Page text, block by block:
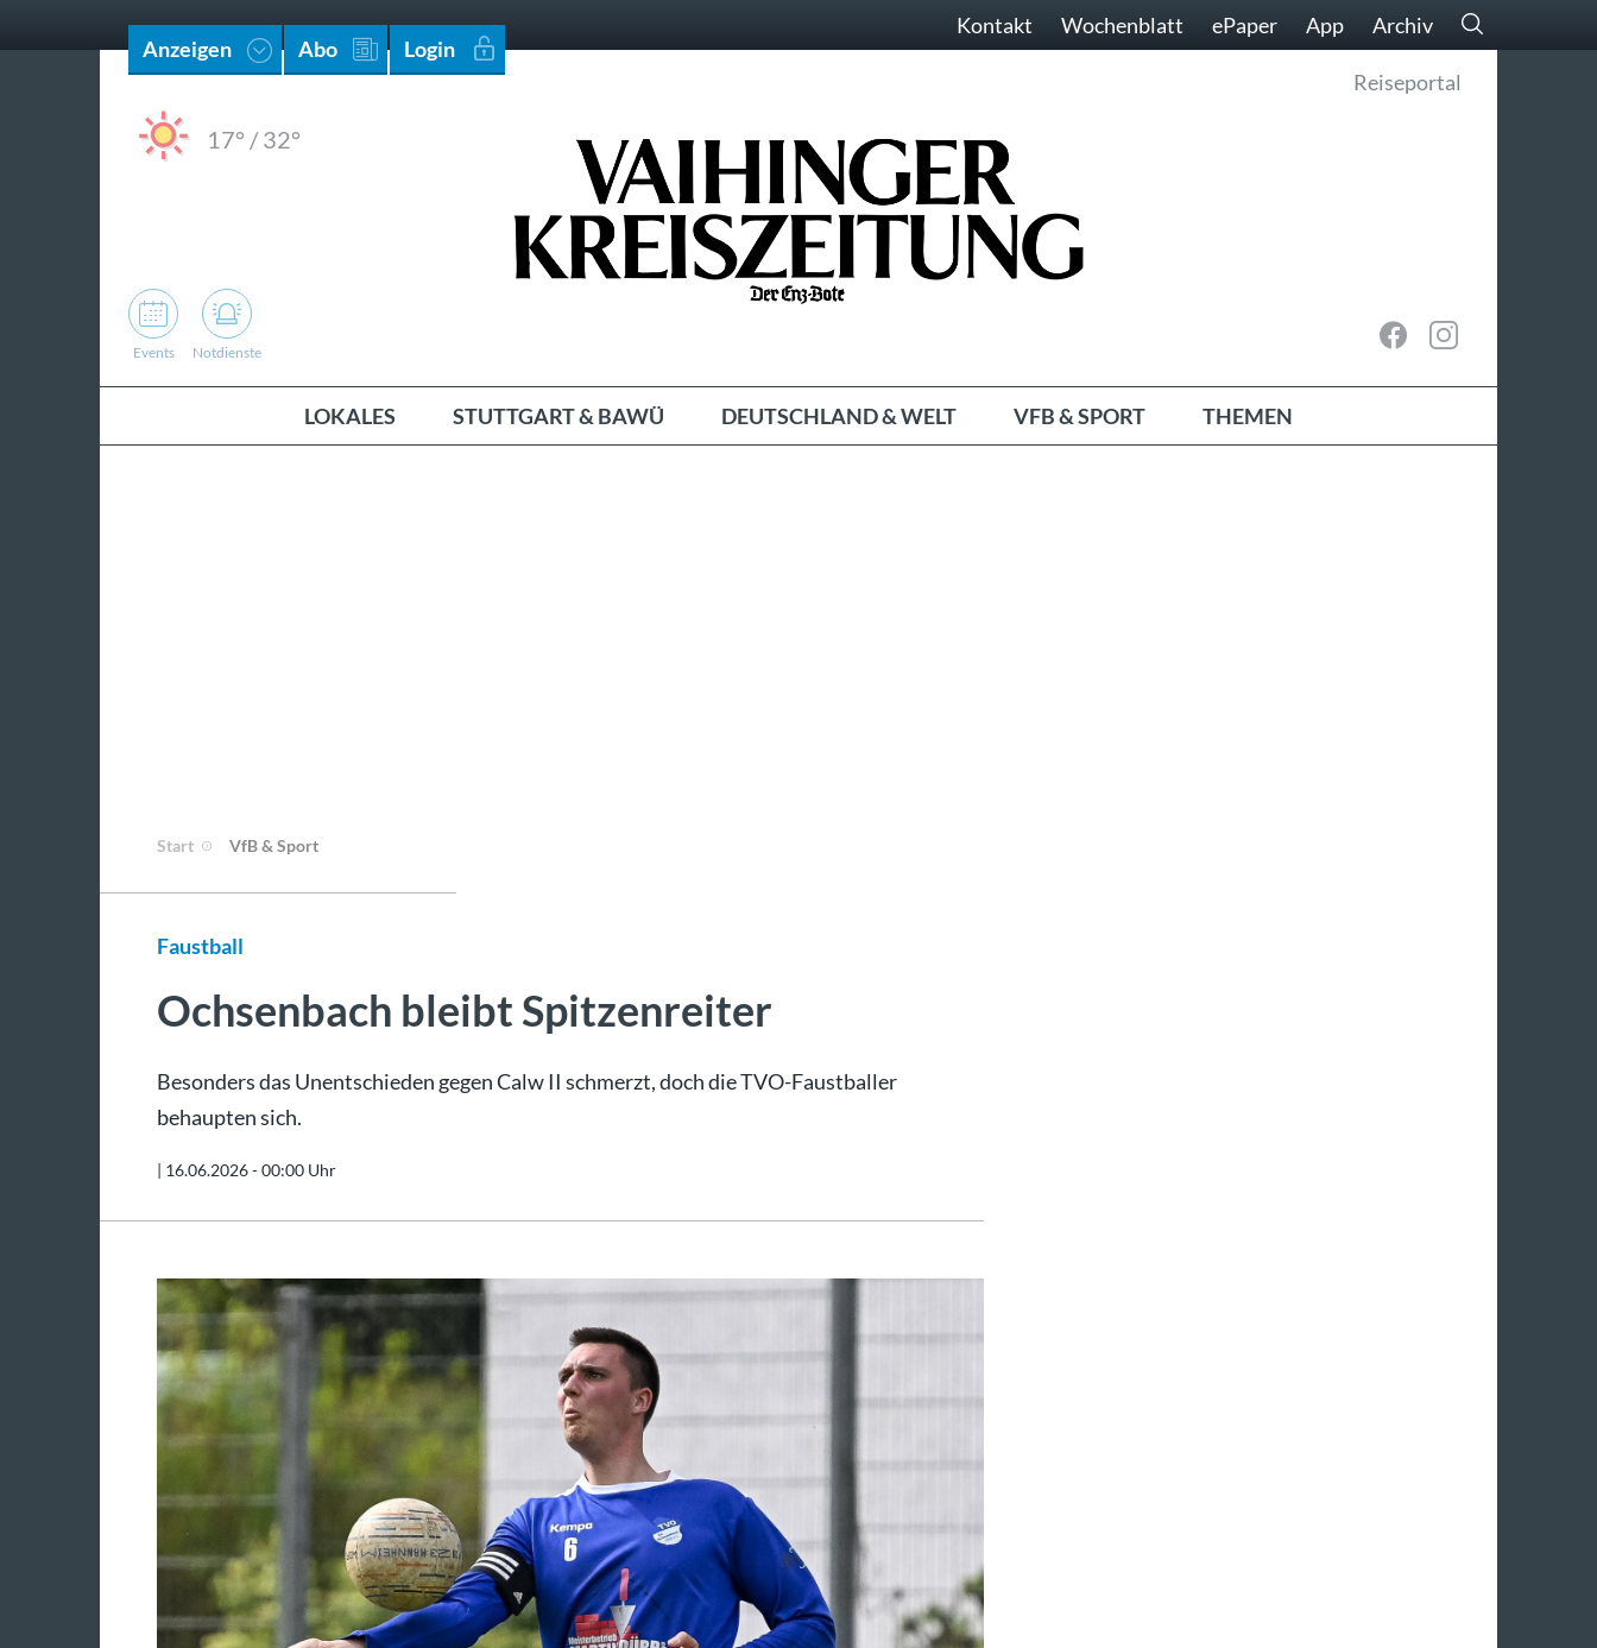
Anzeigen Abo Login
Kontakt Wochenblatt ePaper App Archiv
17° /32°
Reiseportal
Events Notdienste
LOKALES STUTTGART & BAWÜ DEUTSCHLAND & WELT VFB & SPORT THEMEN
Start VfB & Sport
Faustball
Ochsenbach bleibt Spitzenreiter
Besonders das Unentschieden gegen Calw II schmerzt, doch die TVO-Faustballer
behaupten sich.
| 16.06.2026 - 00:00 Uhr